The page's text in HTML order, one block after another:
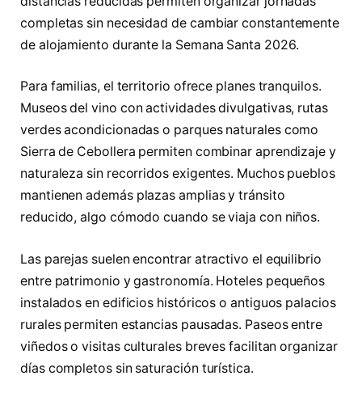
completas sin necesidad de cambiar constantemente
de alojamiento durante la Semana Santa 2026.
Para familias, el territorio ofrece planes tranquilos.
Museos del vino con actividades divulgativas, rutas
verdes acondicionadas o parques naturales como
Sierra de Cebollera permiten combinar aprendizaje y
naturaleza sin recorridos exigentes. Muchos pueblos
mantienen además plazas amplias y tránsito
reducido, algo cómodo cuando se viaja con niños.
Las parejas suelen encontrar atractivo el equilibrio
entre patrimonio y gastronomía. Hoteles pequeños
instalados en edificios históricos o antiguos palacios
rurales permiten estancias pausadas. Paseos entre
viñedos o visitas culturales breves facilitan organizar
días completos sin saturación turística.